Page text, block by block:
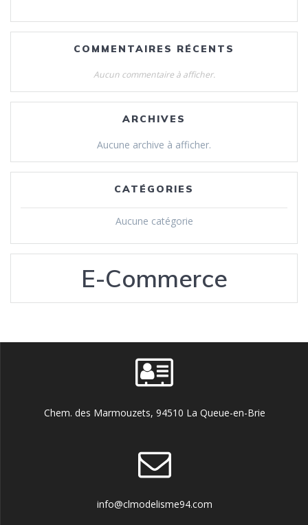
COMMENTAIRES RÉCENTS
Aucun commentaire à afficher.
ARCHIVES
Aucune archive à afficher.
CATÉGORIES
Aucune catégorie
E-Commerce
Chem. des Marmouzets, 94510 La Queue-en-Brie
info@clmodelisme94.com